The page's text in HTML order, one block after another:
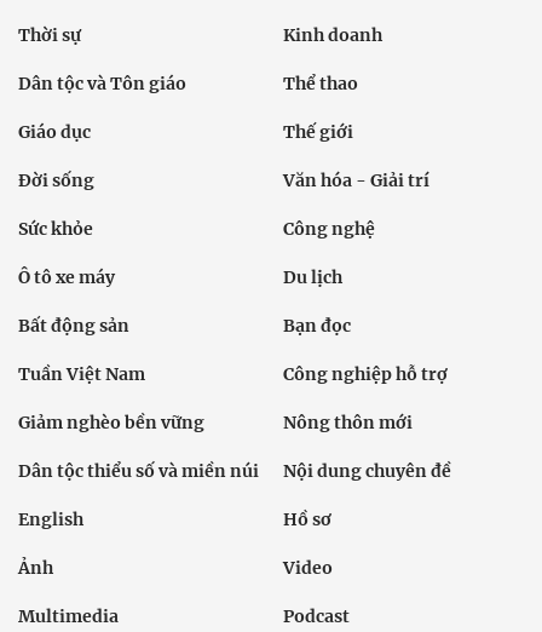
Thời sự Kinh doanh
Dân tộc và Tôn giáo Thể thao
Giáo dục Thế giới
Đời sống Văn hóa - Giải trí
Sức khỏe Công nghệ
Ô tô xe máy Du lịch
Bất động sản Bạn đọc
Tuần Việt Nam Công nghiệp hỗ trợ
Giảm nghèo bền vững Nông thôn mới
Dân tộc thiểu số và miền núi Nội dung chuyên đề
English Hồ sơ
Ảnh Video
Multimedia Podcast